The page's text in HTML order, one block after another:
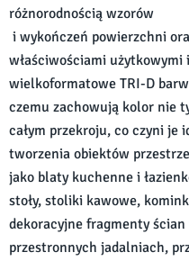
różnorodnością wzorów
i wykończeń powierzchni
właściwościami
wielkoformatowe TRI-D
czemu zachowują kolor nie
całym przekroju, co czyni je
tworzenia obiektów
jako blaty kuchenne i
stoły, stoliki kawowe,
dekoracyjne fragmenty
przestronnych jadalniach,